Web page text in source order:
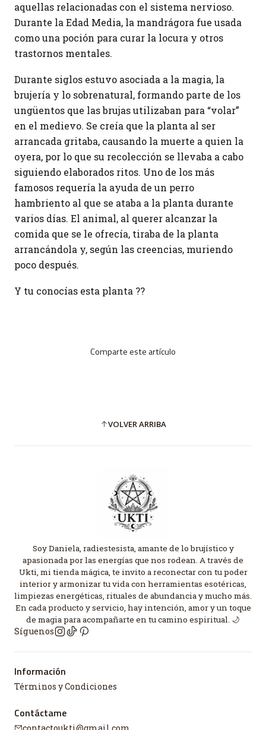
aquellas relacionadas con el sistema nervioso.
Durante la Edad Media, la mandrágora fue usada
como una poción para curar la locura y otros
trastornos mentales.
Durante siglos estuvo asociada a la magia, la
brujería y lo sobrenatural, formando parte de los
ungüentos que las brujas utilizaban para “volar”
en el medievo. Se creía que la planta al ser
arrancada gritaba, causando la muerte a quien la
oyera, por lo que su recolección se llevaba a cabo
siguiendo elaborados ritos. Uno de los más
famosos requería la ayuda de un perro
hambriento al que se ataba a la planta durante
varios días. El animal, al querer alcanzar la
comida que se le ofrecía, tiraba de la planta
arrancándola y, según las creencias, muriendo
poco después.
Y tu conocías esta planta ??
Comparte este artículo
VOLVER ARRIBA
Soy Daniela, radiestesista, amante de lo brujístico y
apasionada por las energías que nos rodean. A través de
Ukti, mi tienda mágica, te invito a reconectar con tu poder
interior y armonizar tu vida con herramientas esotéricas,
limpiezas energéticas, rituales de abundancia y mucho más.
En cada producto y servicio, hay intención, amor y un toque
de magia para acompañarte en tu camino espiritual. 🌙
Síguenos
Información
Términos y Condiciones
Contáctame